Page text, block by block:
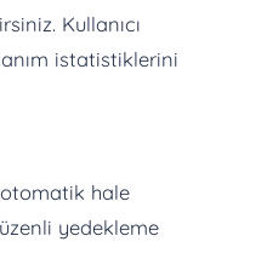
Kullanıcı
istatistiklerini
hale
yedekleme